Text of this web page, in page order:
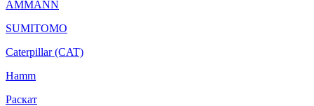
AMMANN
SUMITOMO
Caterpillar (CAT)
Hamm
Раскат